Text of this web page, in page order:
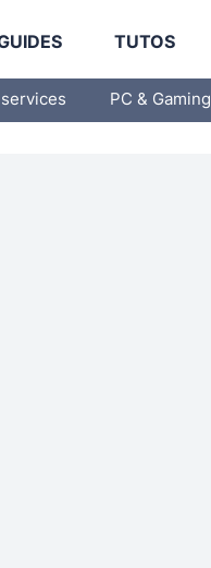
TUTOS
PC & Gaming